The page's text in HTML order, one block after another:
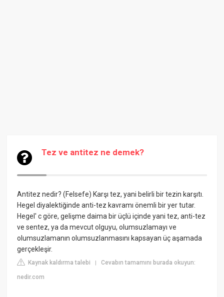
Tez ve antitez ne demek?
Antitez nedir? (Felsefe) Karşı tez, yani belirli bir tezin karşıtı.
Hegel diyalektiğinde anti-tez kavramı önemli bir yer tutar.
Hegel' c göre, gelişme daima bir üçlü içinde yani tez, anti-tez
ve sentez, ya da mevcut olguyu, olumsuzlamayı ve
olumsuzlamanın olumsuzlanmasını kapsayan üç aşamada
gerçekleşir.
Kaynak kaldırma talebi |Cevabın tamamını burada okuyun:
nedir.com